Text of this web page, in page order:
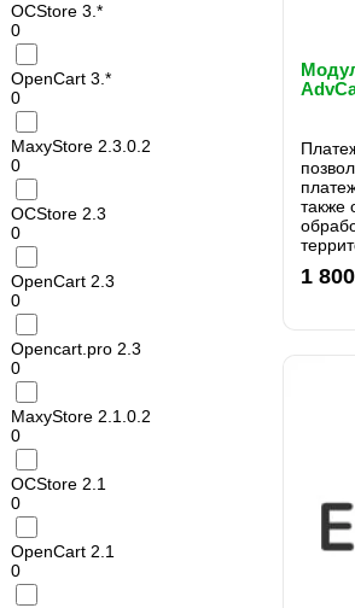
OCStore 3.*
0
OpenCart 3.*
0
MaxyStore 2.3.0.2
0
OCStore 2.3
0
OpenCart 2.3
0
Opencart.pro 2.3
0
MaxyStore 2.1.0.2
0
OCStore 2.1
0
OpenCart 2.1
0
также
1